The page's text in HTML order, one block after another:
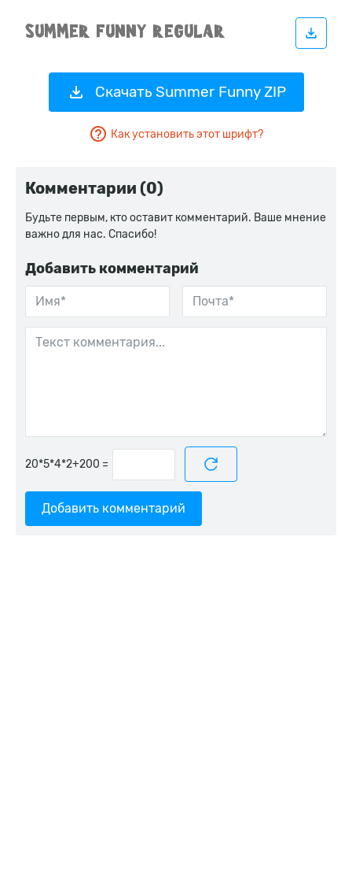
Скачать Summer Funny ZIP
Как установить этот шрифт?
Комментарии (0)
Будьте первым, кто оставит комментарий. Ваше мнение
важно для нас. Спасибо!
Добавить комментарий
=
Добавить комментарий